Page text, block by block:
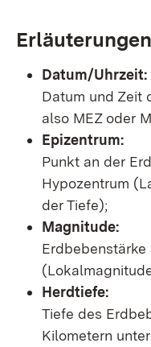
Datum/Uhrzeit:
Datum und Zeit
also MEZ oder
Epizentrum:
Punkt an der
Hypozentrum
der Tiefe);
Magnitude:
Herdtiefe:
Tiefe des
Kilometern